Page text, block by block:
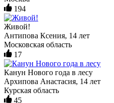
194
Живой!
Антипова Ксения, 14 лет
Московская область
17
Канун Нового года в лесу
Архипова Анастасия, 14 лет
Курская область
45